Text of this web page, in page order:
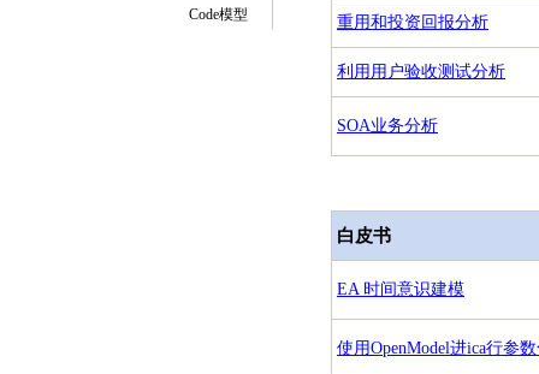
Code模型
重用和投资回报分析
利用用户验收测试分析
SOA业务分析
白皮书
EA 时间意识建模
使用OpenModel进ica行参